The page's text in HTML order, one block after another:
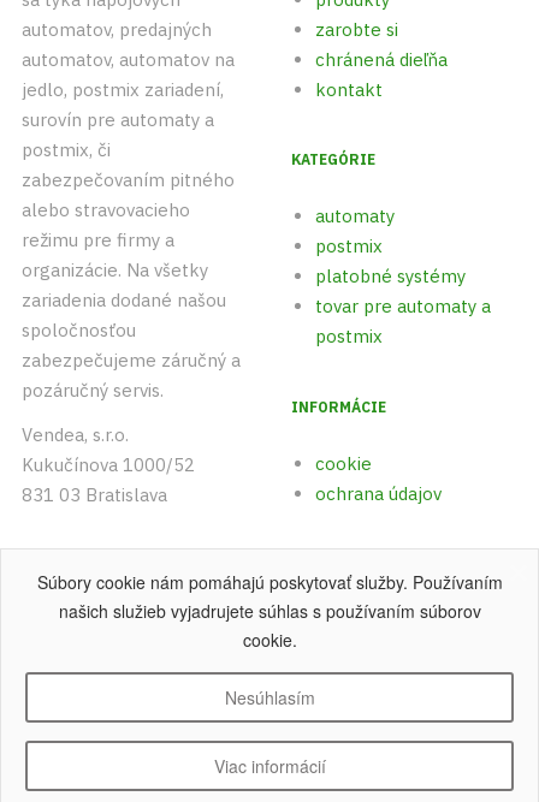
automatov, predajných
automatov, automatov na
jedlo, postmix zariadení,
surovín pre automaty a
postmix, či
zabezpečovaním pitného
alebo stravovacieho
režimu pre firmy a
organizácie. Na všetky
zariadenia dodané našou
spoločnosťou
zabezpečujeme záručný a
pozáručný servis.
Vendea, s.r.o.
Kukučínova 1000/52
831 03 Bratislava
+421 (0)903 542 893
+421 (0)915 742 891
zarobte si
chránená dieľňa
kontakt
KATEGÓRIE
automaty
postmix
platobné systémy
tovar pre automaty a
postmix
INFORMÁCIE
cookie
ochrana údajov
Súbory cookie nám pomáhajú poskytovať služby. Používaním
našich služieb vyjadrujete súhlas s používaním súborov
cookie.
Nesúhlasím
Viac informácií